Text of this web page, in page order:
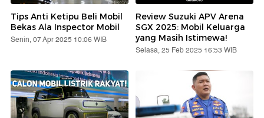
Tips Anti Ketipu Beli Mobil
Bekas Ala Inspector Mobil
Senin, 07 Apr 2025 10:06 WIB
Review Suzuki APV Arena
SGX 2025: Mobil Keluarga
yang Masih Istimewa!
Selasa, 25 Feb 2025 16:53 WIB